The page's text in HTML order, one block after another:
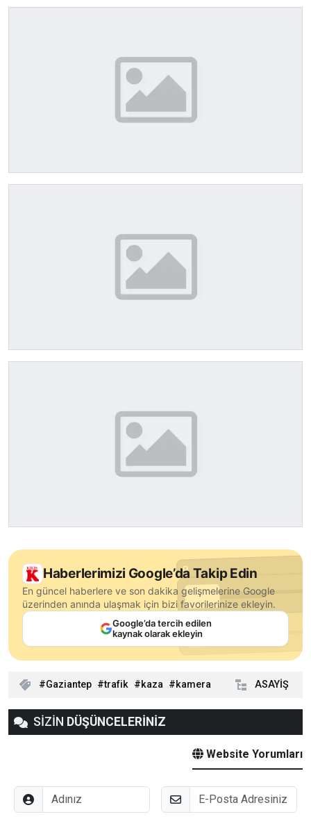
Haberlerimizi Google’da Takip Edin
En güncel haberlere ve son dakika gelişmelerine Google
üzerinden anında ulaşmak için bizi favorilerinize ekleyin.
Google’da tercih edilen
kaynak olarak ekleyin
Gaziantep trafik kaza kamera ASAYİŞ
SİZİN DÜŞÜNCELERİNİZ
Website Yorumları
Adınız E-Posta